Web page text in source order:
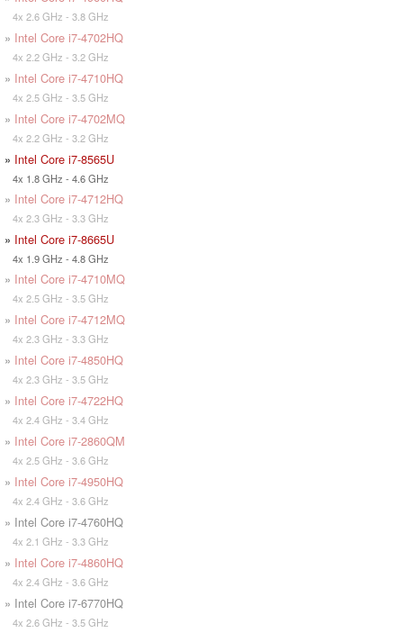
4x 2.6 GHz - 3.8 GHz
» Intel Core i7-4702HQ
4x 2.2 GHz - 3.2 GHz
» Intel Core i7-4710HQ
4x 2.5 GHz - 3.5 GHz
» Intel Core i7-4702MQ
4x 2.2 GHz - 3.2 GHz
» Intel Core i7-8565U
4x 1.8 GHz - 4.6 GHz
» Intel Core i7-4712HQ
4x 2.3 GHz - 3.3 GHz
» Intel Core i7-8665U
4x 1.9 GHz - 4.8 GHz
» Intel Core i7-4710MQ
4x 2.5 GHz - 3.5 GHz
» Intel Core i7-4712MQ
4x 2.3 GHz - 3.3 GHz
» Intel Core i7-4850HQ
4x 2.3 GHz - 3.5 GHz
» Intel Core i7-4722HQ
4x 2.4 GHz - 3.4 GHz
» Intel Core i7-2860QM
4x 2.5 GHz - 3.6 GHz
» Intel Core i7-4950HQ
4x 2.4 GHz - 3.6 GHz
» Intel Core i7-4760HQ
4x 2.1 GHz - 3.3 GHz
» Intel Core i7-4860HQ
4x 2.4 GHz - 3.6 GHz
» Intel Core i7-6770HQ
4x 2.6 GHz - 3.5 GHz